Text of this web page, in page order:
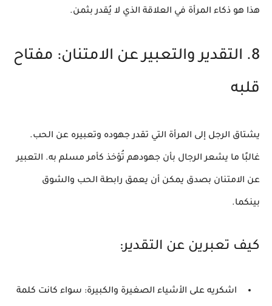
هذا هو ذكاء المرأة في العلاقة الذي لا يُقدر بثمن.
8. التقدير والتعبير عن الامتنان: مفتاح
قلبه
يشتاق الرجل إلى المرأة التي تقدر جهوده وتعبيره عن الحب.
غالبًا ما يشعر الرجال بأن جهودهم تُؤخذ كأمر مسلم به. التعبير
عن الامتنان بصدق يمكن أن يعمق رابطة الحب والشوق
بينكما.
كيف تعبرين عن التقدير:
اشكريه على الأشياء الصغيرة والكبيرة: سواء كانت كلمة